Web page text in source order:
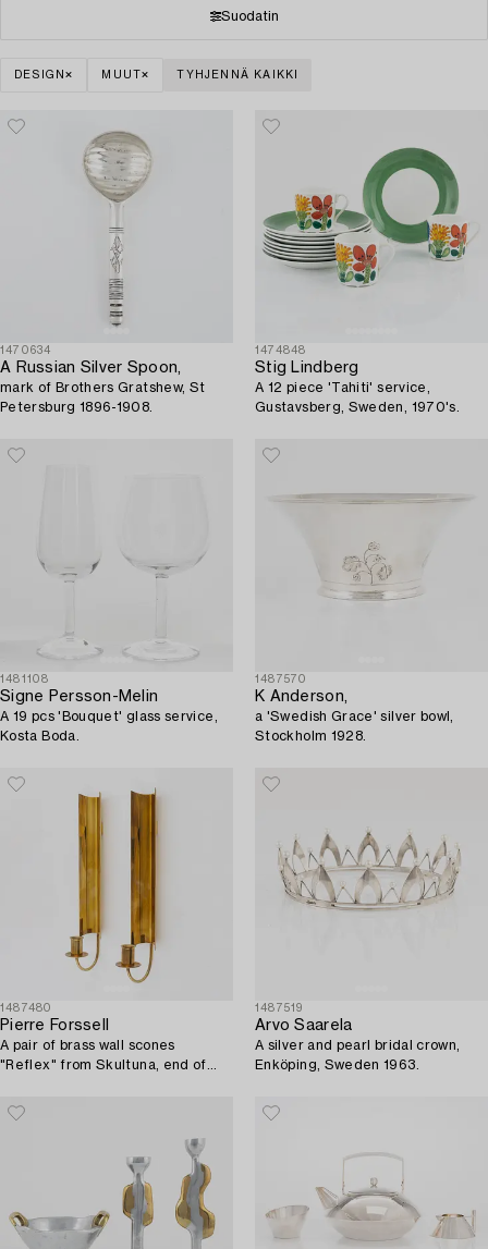
Suodatin
DESIGN MUUT TYHJENNÄ KAIKKI
1470634
A Russian Silver Spoon,
mark of Brothers Gratshew, St
Petersburg 1896-1908.
1474848
Stig Lindberg
A 12 piece 'Tahiti' service,
Gustavsberg, Sweden, 1970's.
1481108
Signe Persson-Melin
A 19 pcs 'Bouquet' glass service,
Kosta Boda.
1487570
K Anderson,
a 'Swedish Grace' silver bowl,
Stockholm 1928.
1487480
Pierre Forssell
A pair of brass wall scones
"Reflex" from Skultuna, end of
1487519
Arvo Saarela
A silver and pearl bridal crown,
Enköping, Sweden 1963.